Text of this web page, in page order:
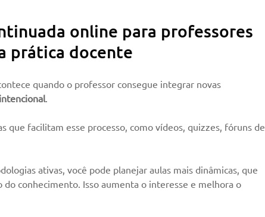
online para professores
prática docente
quando o professor consegue integrar novas
intencional
que facilitam esse processo, como vídeos, quizzes, fóruns de
ativas, você pode planejar aulas mais dinâmicas, que
do conhecimento. Isso aumenta o interesse e melhora o